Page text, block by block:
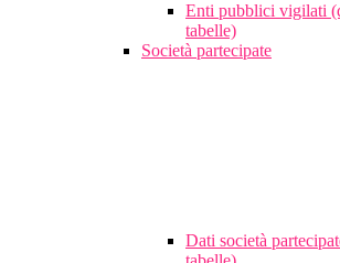
Enti pubblici vigilati
tabelle)
Società partecipate
Dati società